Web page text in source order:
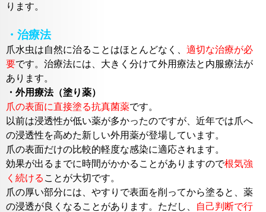
ります。
・治療法
爪水虫は自然に治ることはほとんどなく、 適切な治療が必
要です。治療法には、大きく分けて外用療法と内服療法が
あります。
・外用療法（塗り薬）
爪の表面に直接塗る抗真菌薬です。
以前は浸透性が低い薬が多かったのですが、近年では爪へ
の浸透性を高めた新しい外用薬が登場しています。
爪の表面だけの比較的軽度な感染に適応されます。
効果が出るまでに時間がかかることがありますので根気強
く続ける ことが大切です。
爪の厚い部分には、やすりで表面を削ってから塗ると、薬
の浸透が良くなることがあります。ただし、
自己判断で行